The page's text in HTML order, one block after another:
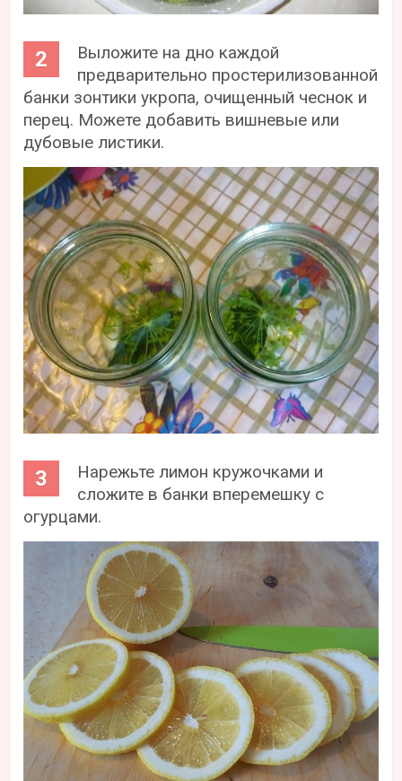
Выложите на дно каждой
предварительно простерилизованной
банки зонтики укропа, очищенный чеснок и
перец. Можете добавить вишневые или
дубовые листики.
Нарежьте лимон кружочками и
сложите в банки вперемешку с
огурцами.